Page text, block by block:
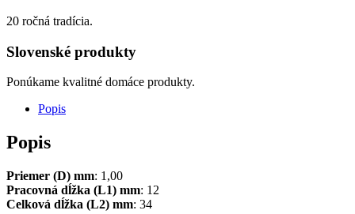
20 ročná tradícia.
Slovenské produkty
Ponúkame kvalitné domáce produkty.
Popis
Popis
Priemer (D) mm: 1,00
Pracovná dĺžka (L1) mm: 12
Celková dĺžka (L2) mm: 34